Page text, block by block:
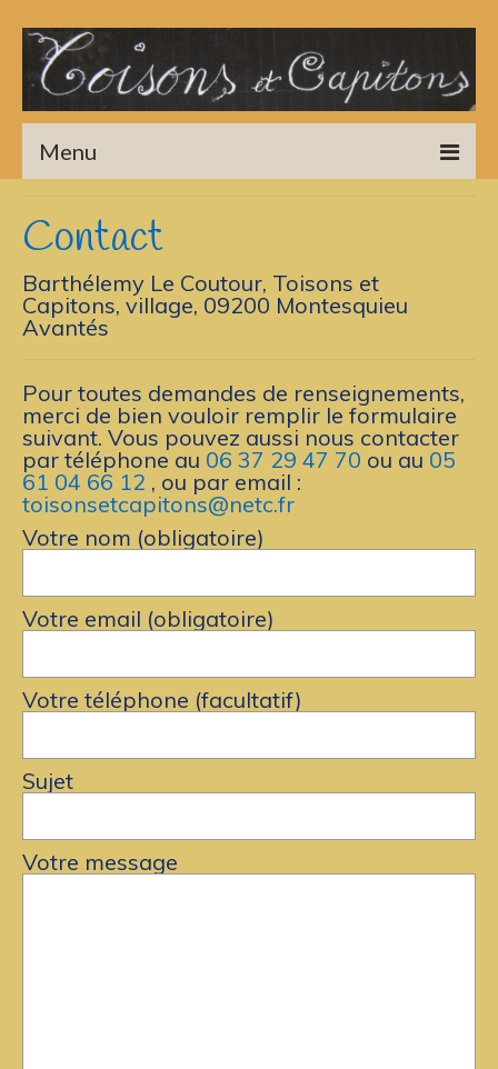
Menu
Literie Laine
Couettes
Marmitons de Laine
Galerie
Actus-Infos
Contact
Contact
Barthélemy Le Coutour, Toisons et
Capitons, village, 09200 Montesquieu
Avantés
Pour toutes demandes de renseignements,
merci de bien vouloir remplir le formulaire
suivant. Vous pouvez aussi nous contacter
par téléphone au 06 37 29 47 70 ou au 05
61 04 66 12 , ou par email :
toisonsetcapitons@netc.fr
Votre nom (obligatoire)
Votre email (obligatoire)
Votre téléphone (facultatif)
Sujet
Votre message